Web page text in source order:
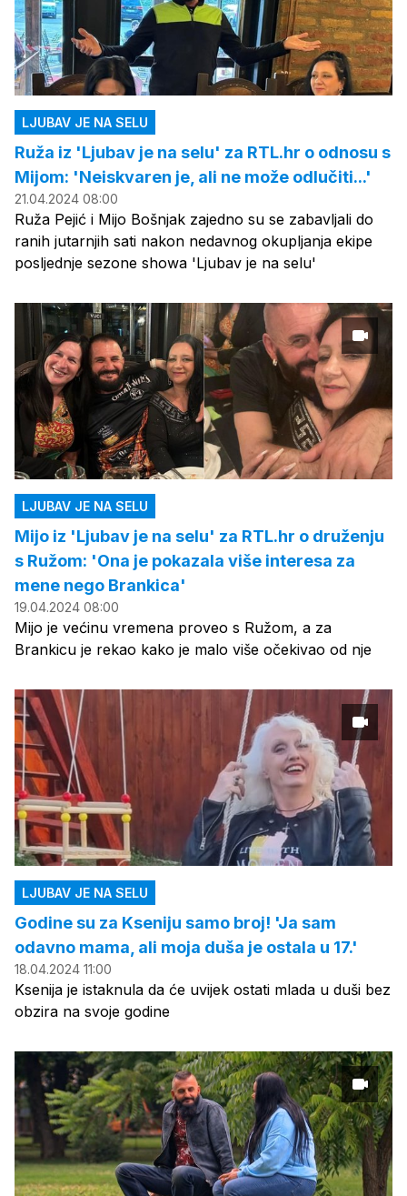
LJUBAV JE NA SELU
Ruža iz 'Ljubav je na selu' za RTL.hr o odnosu s
Mijom: 'Neiskvaren je, ali ne može odlučiti...'
21.04.2024 08:00
Ruža Pejić i Mijo Bošnjak zajedno su se zabavljali do
ranih jutarnjih sati nakon nedavnog okupljanja ekipe
posljednje sezone showa 'Ljubav je na selu'
LJUBAV JE NA SELU
Mijo iz 'Ljubav je na selu' za RTL.hr o druženju
s Ružom: 'Ona je pokazala više interesa za
mene nego Brankica'
19.04.2024 08:00
Mijo je većinu vremena proveo s Ružom, a za
Brankicu je rekao kako je malo više očekivao od nje
LJUBAV JE NA SELU
Godine su za Kseniju samo broj! 'Ja sam
odavno mama, ali moja duša je ostala u 17.'
18.04.2024 11:00
Ksenija je istaknula da će uvijek ostati mlada u duši bez
obzira na svoje godine